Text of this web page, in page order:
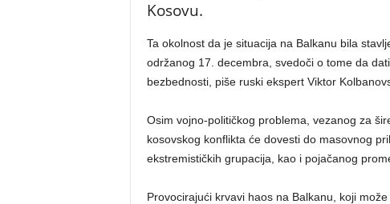
Kosovu.
Ta okolnost da je situacija na Balkanu bila
održanog 17. decembra, svedoči o tome da
bezbednosti, piše ruski ekspert Viktor
Osim vojno-političkog problema, vezanog za
kosovskog konflikta će dovesti do masovnog
ekstremističkih grupacija, kao i pojačanog
Provocirajući krvavi haos na Balkanu, koji